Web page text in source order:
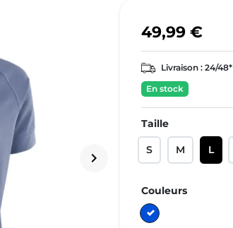
Suivant
keyboard_arrow_right
49,99 €
Livraison :24/48*
En stock
Taille
S M L
Couleurs
bleu